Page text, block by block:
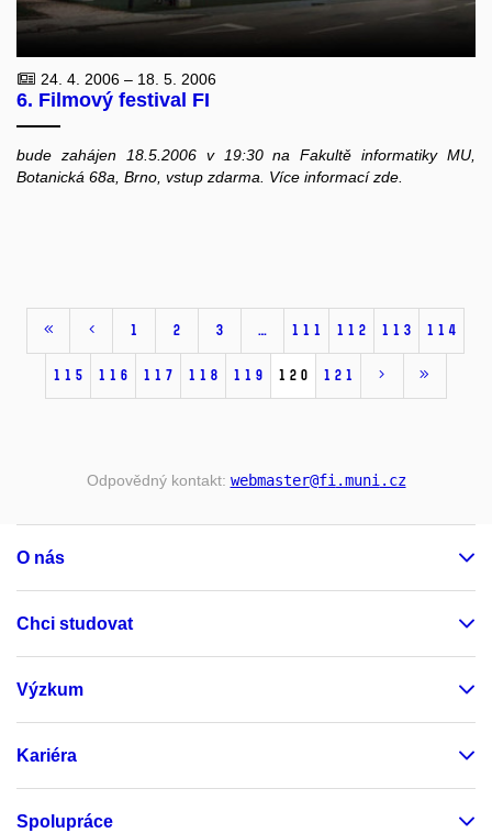
24. 4. 2006 – 18. 5. 2006
6. Filmový festival FI
bude zahájen 18.5.2006 v 19:30 na Fakultě informatiky MU,
Botanická 68a, Brno, vstup zdarma. Více informací zde.
1 2 3 … 111 112 113 114
115 116 117 118 119 120 121
Odpovědný kontakt: webmaster@fi .muni .cz
O nás
Chci studovat
Výzkum
Kariéra
Spolupráce